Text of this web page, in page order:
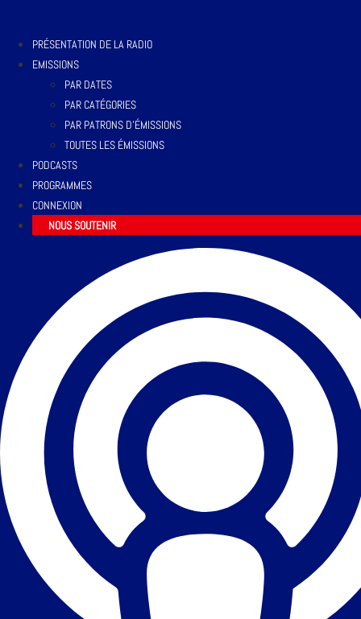
PRÉSENTATION DE LA RADIO
EMISSIONS
PAR DATES
PAR CATÉGORIES
PAR PATRONS D’ÉMISSIONS
TOUTES LES ÉMISSIONS
PODCASTS
PROGRAMMES
CONNEXION
NOUS SOUTENIR